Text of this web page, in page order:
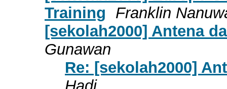
Training
Franklin
[sekolah2000] Antena
Gunawan
Re: [sekolah2000]